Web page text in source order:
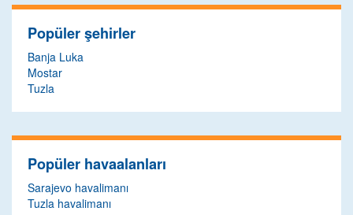
Popüler şehirler
Banja Luka
Mostar
Tuzla
Popüler havaalanları
Sarajevo havalimanı
Tuzla havalimanı